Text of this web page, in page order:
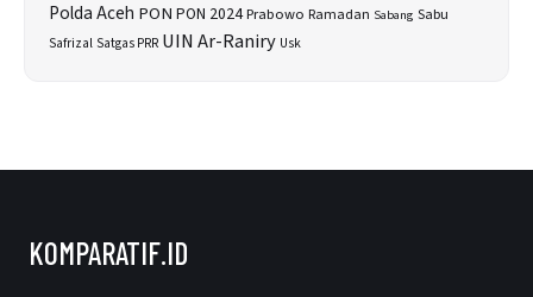
Polda Aceh PON PON 2024Prabowo Ramadan Sabang Sabu
SafrizalSatgas PRR UIN Ar-Raniry Usk
KOMPARATIF.ID